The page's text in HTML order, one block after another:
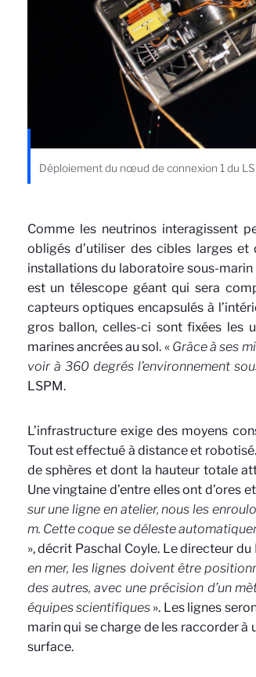
Déploiement du nœud de connexion 1 du
Comme les neutrinos interagissent
obligés d’utiliser des cibles larges
installations du laboratoire sous-marin
est un télescope géant qui sera
capteurs optiques encapsulés à
gros ballon, celles-ci sont fixées les
marines ancrées au sol. « Grâce à ses
voir à 360 degrés l’environnement
LSPM.
L’infrastructure exige des moyens
Tout est effectué à distance et
de sphères et dont la hauteur totale
Une vingtaine d’entre elles ont d’ores
sur une ligne en atelier, nous les
m. Cette coque se déleste
», décrit Paschal Coyle. Le directeur
en mer, les lignes doivent être
des autres, avec une précision d’un
équipes scientifiques ». Les lignes
marin qui se charge de les raccorder
surface.